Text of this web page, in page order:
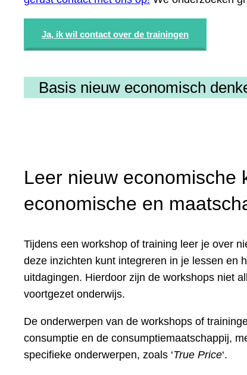
Ja, ik wil contact over de trainingen
Basis nieuw economisch
Leer nieuw economische
economische en
Tijdens een workshop of training leer je over
deze inzichten kunt integreren in je lessen en
uitdagingen. Hierdoor zijn de workshops niet
voortgezet onderwijs.
De onderwerpen van de workshops of
consumptie en de consumptiemaatschappij,
specifieke onderwerpen, zoals ‘True Price‘.